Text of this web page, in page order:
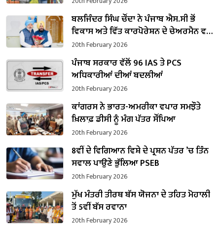
ਬਲਜਿੰਦਰ ਸਿੰਘ ਚੌਂਦਾ ਨੇ ਪੰਜਾਬ ਐਸ.ਸੀ ਭੋਂ
ਵਿਕਾਸ ਅਤੇ ਵਿੱਤ ਕਾਰਪੋਰੇਸ਼ਨ ਦੇ ਚੇਅਰਮੈਨ ਵਜੋਂ
ਸੰਭਾਲਿਆ ਕਾਰਜਭਾਰ
20th February 2026
ਪੰਜਾਬ ਸਰਕਾਰ ਵੱਲੋਂ 96 IAS ਤੇ PCS
ਅਧਿਕਾਰੀਆਂ ਦੀਆਂ ਬਦਲੀਆਂ
20th February 2026
ਕਾਂਗਰਸ ਨੇ ਭਾਰਤ-ਅਮਰੀਕਾ ਵਪਾਰ ਸਮਝੌਤੇ
ਖ਼ਿਲਾਫ਼ ਡੀਸੀ ਨੂੰ ਮੰਗ ਪੱਤਰ ਸੌਂਪਿਆ
20th February 2026
8ਵੀਂ ਦੇ ਵਿਗਿਆਨ ਵਿਸ਼ੇ ਦੇ ਪ੍ਰਸ਼ਨ ਪੱਤਰ ’ਚ ਤਿੰਨ
ਸਵਾਲ ਪਾਉਣੇ ਭੁੱਲਿਆ PSEB
20th February 2026
ਮੁੱਖ ਮੰਤਰੀ ਤੀਰਥ ਬੱਸ ਯੋਜਨਾ ਦੇ ਤਹਿਤ ਮੋਹਾਲੀ
ਤੋਂ 5ਵੀਂ ਬੱਸ ਰਵਾਨਾ
20th February 2026